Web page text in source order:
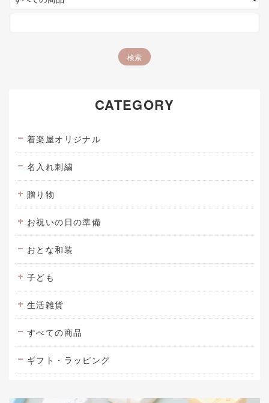
CATEGORY
着楽屋オリジナル
名入れ刺繍
贈り物
お祝いの日の準備
おとな和装
子ども
生活雑貨
すべての商品
ギフト・ラッピング